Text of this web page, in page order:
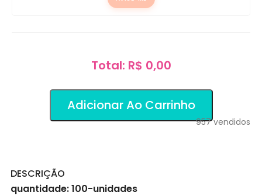
Total: R$ 0,00
Adicionar Ao Carrinho
957vendidos
DESCRIÇÃO
quantidade: 100-unidades